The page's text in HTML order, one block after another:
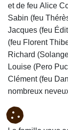
et de feu Alice
Sabin (feu
Jacques (feu
(feu Florent
Richard
Louise (Pero
Clément (feu
nombreux